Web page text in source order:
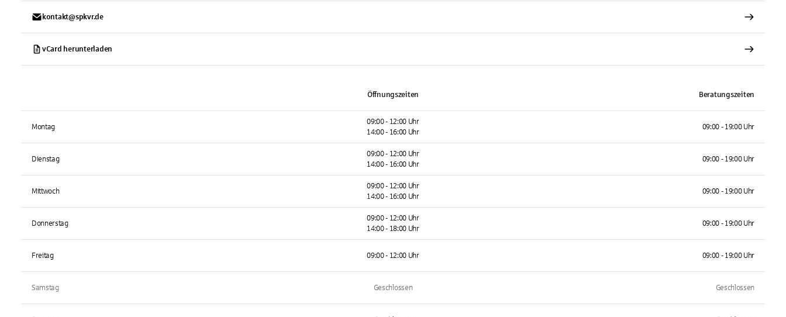
kontakt@spkvr.de
vCard herunterladen
Öffnungszeiten Beratungszeiten
Montag
09:00 - 12:00 Uhr
14:00 - 16:00 Uhr
09:00 - 19:00 Uhr
Dienstag
09:00 - 12:00 Uhr
14:00 - 16:00 Uhr
09:00 - 19:00 Uhr
Mittwoch
09:00 - 12:00 Uhr
14:00 - 16:00 Uhr
09:00 - 19:00 Uhr
Donnerstag
09:00 - 12:00 Uhr
14:00 - 18:00 Uhr
09:00 - 19:00 Uhr
Freitag 09:00 - 12:00 Uhr 09:00 - 19:00 Uhr
Samstag Geschlossen Geschlossen